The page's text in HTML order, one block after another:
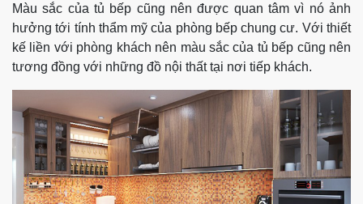
Màu sắc của tủ bếp cũng nên được quan tâm vì nó ảnh
hưởng tới tính thẩm mỹ của phòng bếp chung cư. Với thiết
kế liền với phòng khách nên màu sắc của tủ bếp cũng nên
tương đồng với những đồ nội thất tại nơi tiếp khách.